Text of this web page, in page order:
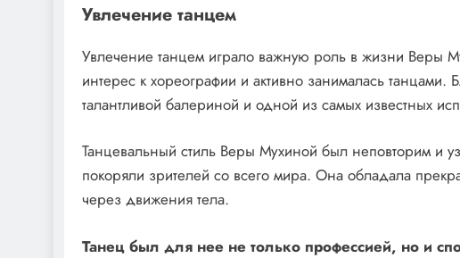
Увлечение танцем
Увлечение танцем играло важную роль в жизни Веры
интерес к хореографии и активно занималась танцами.
талантливой балериной и одной из самых известных
Танцевальный стиль Веры Мухиной был неповторим и
покоряли зрителей со всего мира. Она обладала
через движения тела.
Танец был для нее не только профессией, но и